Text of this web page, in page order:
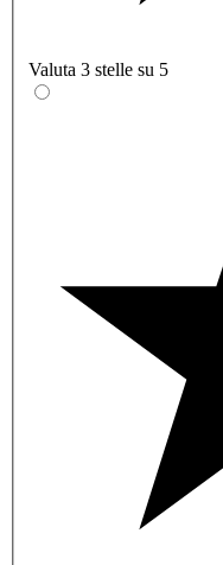
Valuta 3 stelle su 5